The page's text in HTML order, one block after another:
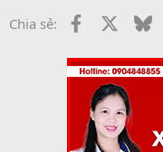
Chia sẻ: Facebook